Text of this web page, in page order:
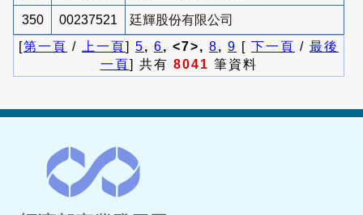
350 00237521
廷輝股份有限公司
[第一頁 / 上一頁] 5, 6, <7>, 8, 9 [ 下一頁 / 最後
一頁] 共有 8041 筆資料